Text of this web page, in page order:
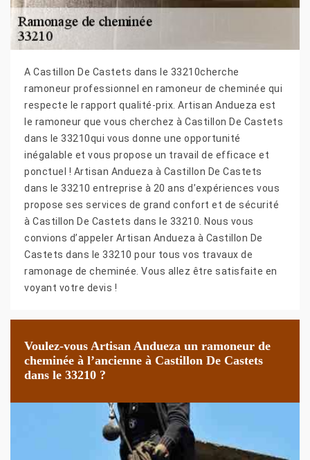
A Castillon De Castets dans le 33210cherche
ramoneur professionnel en ramoneur de cheminée qui
respecte le rapport qualité-prix. Artisan Andueza est
le ramoneur que vous cherchez à Castillon De Castets
dans le 33210qui vous donne une opportunité
inégalable et vous propose un travail de efficace et
ponctuel ! Artisan Andueza à Castillon De Castets
dans le 33210 entreprise à 20 ans d’expériences vous
propose ses services de grand confort et de sécurité
à Castillon De Castets dans le 33210. Nous vous
convions d’appeler Artisan Andueza à Castillon De
Castets dans le 33210 pour tous vos travaux de
ramonage de cheminée. Vous allez être satisfaite en
voyant votre devis !
Voulez-vous Artisan Andueza un ramoneur de
cheminée à l’ancienne à Castillon De Castets
dans le 33210 ?